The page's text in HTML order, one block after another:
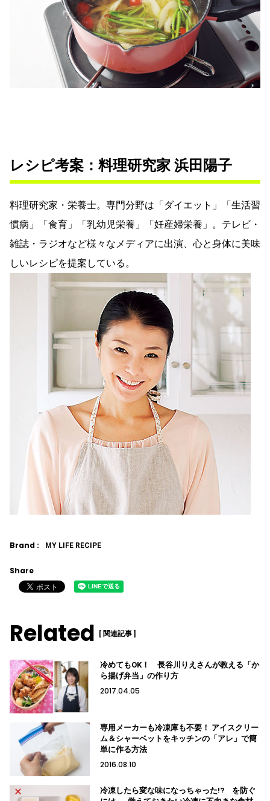
レシピ考案：料理研究家 浜田陽子
料理研究家・栄養士。専門分野は「ダイエット」「生活習
慣病」「食育」「乳幼児栄養」「妊産婦栄養」。テレビ・
雑誌・ラジオなど様々なメディアに出演、心と身体に美味
しいレシピを提案している。
Brand : MY LIFE RECIPE
Share
Related [ 関連記事 ]
冷めてもOK！ 長谷川りえさんが教える「か
ら揚げ弁当」の作り方
2017.04.05
専用メーカーも冷凍庫も不要！ アイスクリー
ム＆シャーベットをキッチンの「アレ」で簡
単に作る方法
2016.08.10
冷凍したら変な味になっちゃった!? を防ぐ